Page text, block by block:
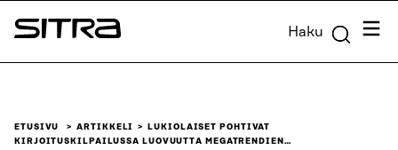
Siirry
suoraan
Sitra Haku
ETUSIVU ARTIKKELI
LUKIOLAISET POHTIVAT
KIRJOITUSKILPAILUSSA LUOVUUTTA MEGATRENDIEN…